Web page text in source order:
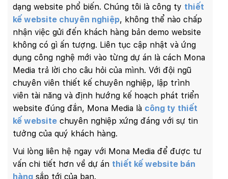
dạng website phổ biến. Chúng tôi là công ty thiết
kế website chuyên nghiệp, không thể nào chấp
nhận việc gửi đến khách hàng bản demo website
không có gì ấn tượng. Liên tục cập nhật và ứng
dụng công nghệ mới vào từng dự án là cách Mona
Media trả lời cho câu hỏi của mình. Với đội ngũ
chuyên viên thiết kế chuyên nghiệp, lập trình
viên tài năng và định hướng kế hoạch phát triển
website đúng đắn, Mona Media là công ty thiết
kế website chuyên nghiệp xứng đáng với sự tin
tưởng của quý khách hàng.
Vui lòng liên hệ ngay với Mona Media để được tư
vấn chi tiết hơn về dự án thiết kế website bán
hàng sắp tới của bạn.